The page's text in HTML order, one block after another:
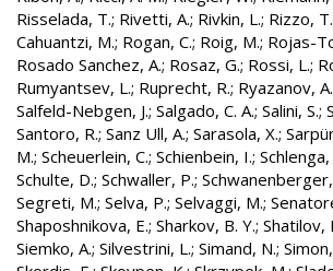
Risselada, T.; Rivetti, A.; Rivkin, L.; Rizzo, T.
Cahuantzi, M.; Rogan, C.; Roig, M.; Rojas-
Rosado Sanchez, A.; Rosaz, G.; Rossi, L.;
Rumyantsev, L.; Ruprecht, R.; Ryazanov,
Salfeld-Nebgen, J.; Salgado, C. A.; Salini, S.;
Santoro, R.; Sanz Ull, A.; Sarasola, X.;
M.; Scheuerlein, C.; Schienbein, I.; Schlenga,
Schulte, D.; Schwaller, P.; Schwanenberger,
Segreti, M.; Selva, P.; Selvaggi, M.;
Shaposhnikova, E.; Sharkov, B. Y.; Shatilov,
Siemko, A.; Silvestrini, L.; Simand, N.;